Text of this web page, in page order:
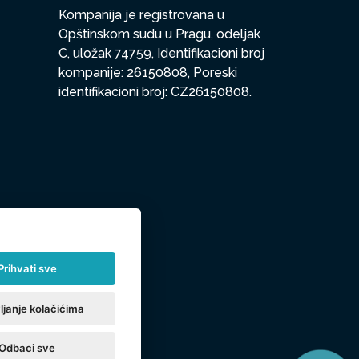
Kompanija je registrovana u
Opštinskom sudu u Pragu, odeljak
C, uložak 74759, Identifikacioni broj
kompanije: 26150808, Poreski
identifikacioni broj: CZ26150808.
sve
kolačićima
sve